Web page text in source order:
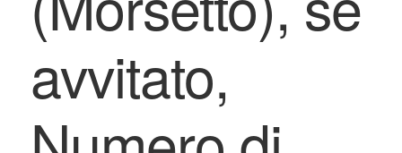
avvitato,